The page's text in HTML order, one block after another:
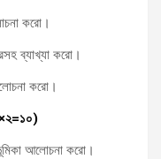
করো।
ব্যাখ্যা করো।
করো।
আলোচনা করো।